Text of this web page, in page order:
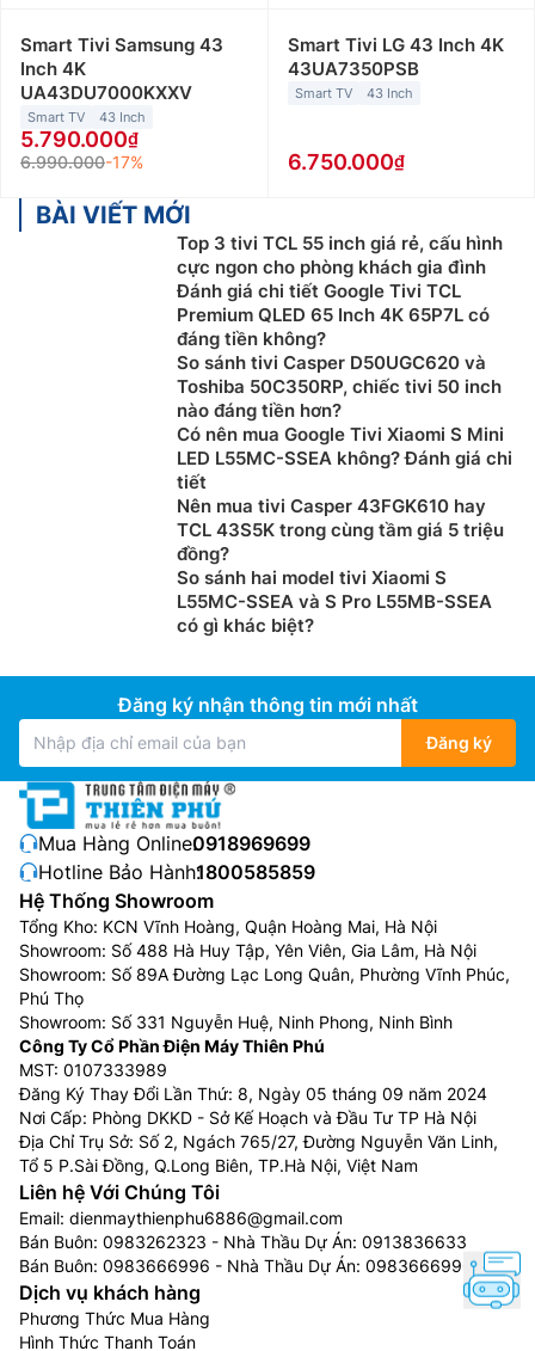
Smart Tivi Samsung 43
Inch 4K
UA43DU7000KXXV
Smart TV 43 Inch
5.790.000
6.990.000-17%
Smart Tivi LG 43 Inch 4K
43UA7350PSB
Smart TV 43 Inch
6.750.000
BÀI VIẾT MỚI
Top 3 tivi TCL 55 inch giá rẻ, cấu hình
cực ngon cho phòng khách gia đình
Đánh giá chi tiết Google Tivi TCL
Premium QLED 65 Inch 4K 65P7L có
đáng tiền không?
So sánh tivi Casper D50UGC620 và
Toshiba 50C350RP, chiếc tivi 50 inch
nào đáng tiền hơn?
Có nên mua Google Tivi Xiaomi S Mini
LED L55MC-SSEA không? Đánh giá chi
tiết
Nên mua tivi Casper 43FGK610 hay
TCL 43S5K trong cùng tầm giá 5 triệu
đồng?
So sánh hai model tivi Xiaomi S
L55MC-SSEA và S Pro L55MB-SSEA
có gì khác biệt?
Đăng ký nhận thông tin mới nhất
Đăng ký
Mua Hàng Online:0918969699
Hotline Bảo Hành:1800585859
Hệ Thống Showroom
Tổng Kho: KCN Vĩnh Hoàng, Quận Hoàng Mai, Hà Nội
Showroom: Số 488 Hà Huy Tập, Yên Viên, Gia Lâm, Hà Nội
Showroom: Số 89A Đường Lạc Long Quân, Phường Vĩnh Phúc,
Phú Thọ
Showroom: Số 331 Nguyễn Huệ, Ninh Phong, Ninh Bình
Công Ty Cổ Phần Điện Máy Thiên Phú
MST: 0107333989
Đăng Ký Thay Đổi Lần Thứ: 8, Ngày 05 tháng 09 năm 2024
Nơi Cấp: Phòng DKKD - Sở Kế Hoạch và Đầu Tư TP Hà Nội
Địa Chỉ Trụ Sở: Số 2, Ngách 765/27, Đường Nguyễn Văn Linh,
Tổ 5 P.Sài Đồng, Q.Long Biên, TP.Hà Nội, Việt Nam
Liên hệ Với Chúng Tôi
Email: dienmaythienphu6886@gmail.com
Bán Buôn: 0983262323 - Nhà Thầu Dự Án: 0913836633
Bán Buôn: 0983666996 - Nhà Thầu Dự Án: 0983666996
Dịch vụ khách hàng
Phương Thức Mua Hàng
Hình Thức Thanh Toán